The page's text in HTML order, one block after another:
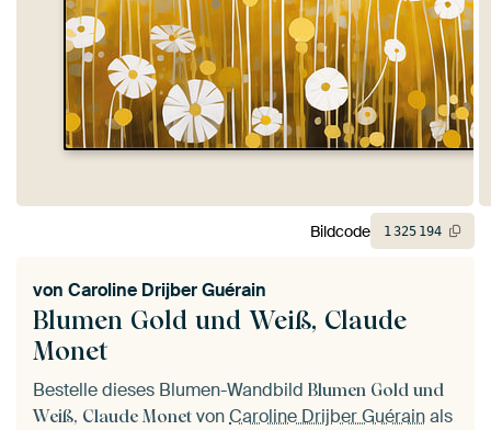
Blumen Gold und Weiß, Claude
Monet
von Caroline Drijber Guérain
Bestelle dieses Blumen-Wandbild Blumen Gold und
Weiß, Claude Monet vonCaroline Drijber Guérainals
Bildcode 1325 194